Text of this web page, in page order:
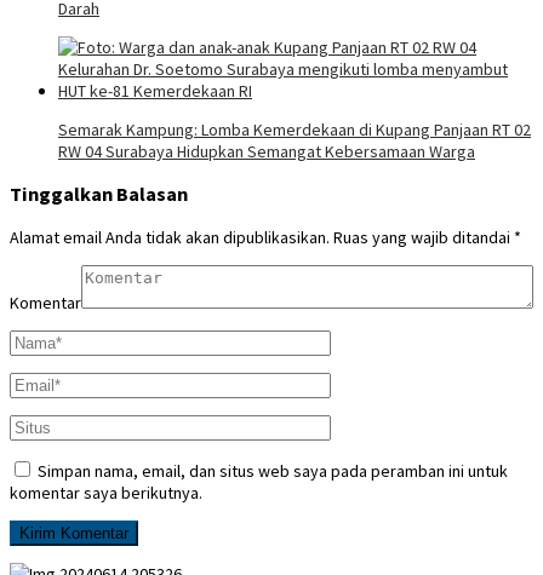
Darah
Semarak Kampung: Lomba Kemerdekaan di Kupang Panjaan RT 02
RW 04 Surabaya Hidupkan Semangat Kebersamaan Warga
Tinggalkan Balasan
Alamat email Anda tidak akan dipublikasikan. Ruas yang wajib ditandai *
Komentar
Simpan nama, email, dan situs web saya pada peramban ini untuk
komentar saya berikutnya.